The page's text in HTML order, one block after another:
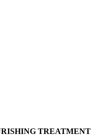
TREATMENT